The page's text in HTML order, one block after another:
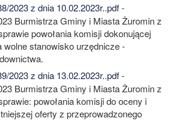
2023 z dnia 10.02.2023r..pdf-
Burmistrza Gminy i Miasta Żuromin z
powołania komisji dokonującej
wolne stanowisko urzędnicze -
2023 z dnia 13.02.2023r..pdf-
Burmistrza Gminy i Miasta Żuromin z
powołania komisji do oceny i
oferty z przeprowadzonego